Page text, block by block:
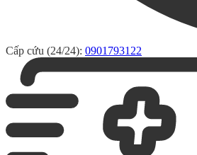
Cấp cứu (24/24): 0901793122